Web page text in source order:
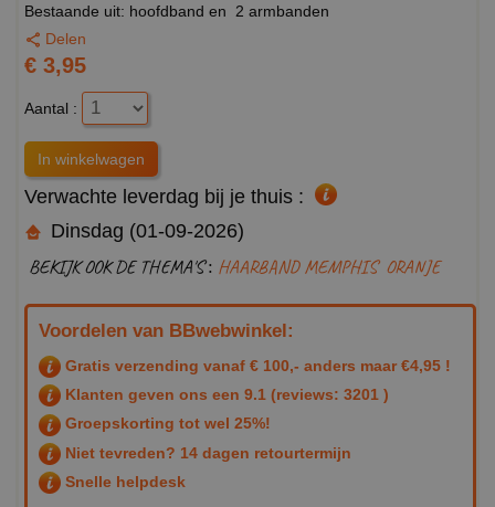
Bestaande uit: hoofdband en 2 armbanden
Delen
€ 3,95
Aantal :
Verwachte leverdag bij je thuis :
Dinsdag (01-09-2026)
BEKIJK OOK DE THEMA'S : HAARBAND MEMPHIS ORANJE
Voordelen van BBwebwinkel:
Gratis verzending vanaf € 100,- anders maar €4,95 !
Klanten geven ons een 9.1 (reviews: 3201 )
Groepskorting tot wel 25%!
Niet tevreden? 14 dagen retourtermijn
Snelle helpdesk